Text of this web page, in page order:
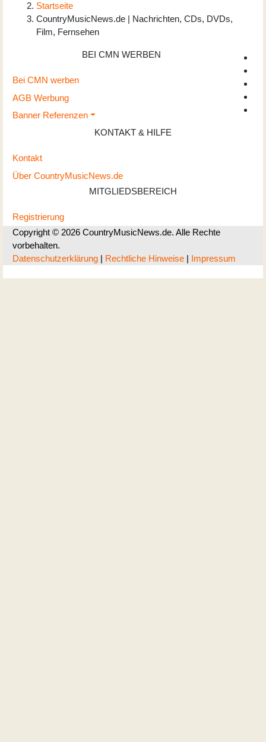
Startseite
CountryMusicNews.de | Nachrichten, CDs, DVDs,
Film, Fernsehen
BEI CMN WERBEN
Bei CMN werben
AGB Werbung
Banner Referenzen
KONTAKT & HILFE
Kontakt
Über CountryMusicNews.de
MITGLIEDSBEREICH
Registrierung
Copyright © 2026 CountryMusicNews.de. Alle Rechte
vorbehalten.
Datenschutzerklärung | Rechtliche Hinweise | Impressum